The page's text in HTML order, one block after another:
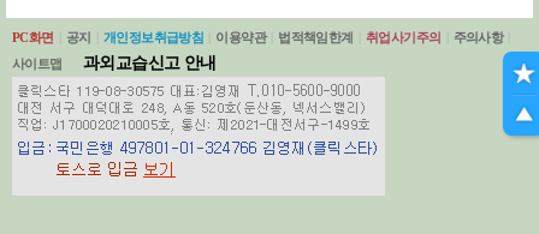
PC화면 공지 개인정보취급방침 이용약관 법적책임한계 취업사기주의 주의사항
사이트맵
과외교습신고 안내